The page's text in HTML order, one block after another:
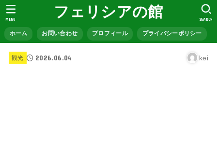
フェリシアの館
ホーム お問い合わせ プロフィール プライバシーポリシー
SEARCH
MENU
観光 2026.06.04 kei